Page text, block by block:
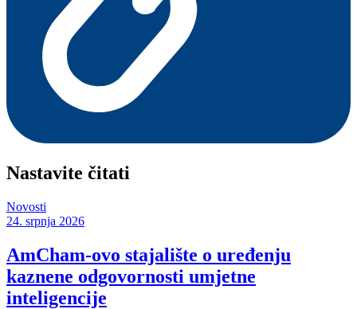
Nastavite čitati
Novosti
24. srpnja 2026
AmCham-ovo stajalište o uređenju
kaznene odgovornosti umjetne
inteligencije